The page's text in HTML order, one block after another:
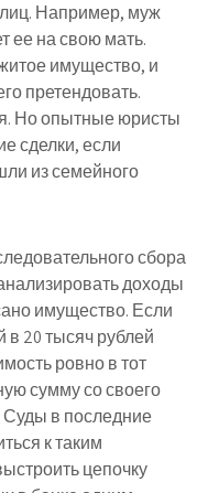
Например, муж
ее на свою мать.
имущество, и
претендовать.
Но опытные юристы
сделки, если
из семейного
сбора
доходы
имущество. Если
в 20 тысяч рублей
ровно в тот
сумму со своего
Суды в последние
к таким
цепочку